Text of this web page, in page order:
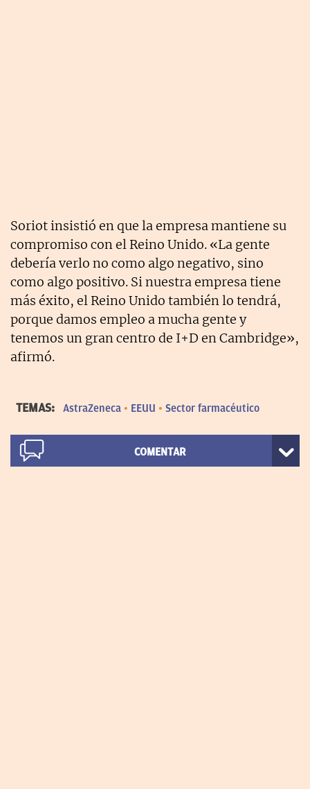
Soriot insistió en que la empresa mantiene su
compromiso con el Reino Unido. «La gente
debería verlo no como algo negativo, sino
como algo positivo. Si nuestra empresa tiene
más éxito, el Reino Unido también lo tendrá,
porque damos empleo a mucha gente y
tenemos un gran centro de I+D en Cambridge»,
afirmó.
TEMAS: AstraZeneca EEUU Sector farmacéutico
COMENTAR